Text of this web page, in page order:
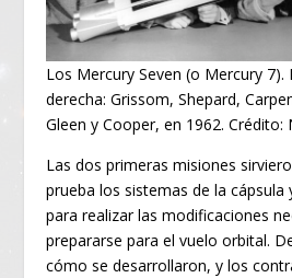
Los Mercury Seven (o Mercury 7).
derecha: Grissom, Shepard,
Gleen y Cooper, en 1962. Crédito:
Las dos primeras misiones
prueba los sistemas de la
para realizar las modificaciones
prepararse para el vuelo orbital.
cómo se desarrollaron, y los